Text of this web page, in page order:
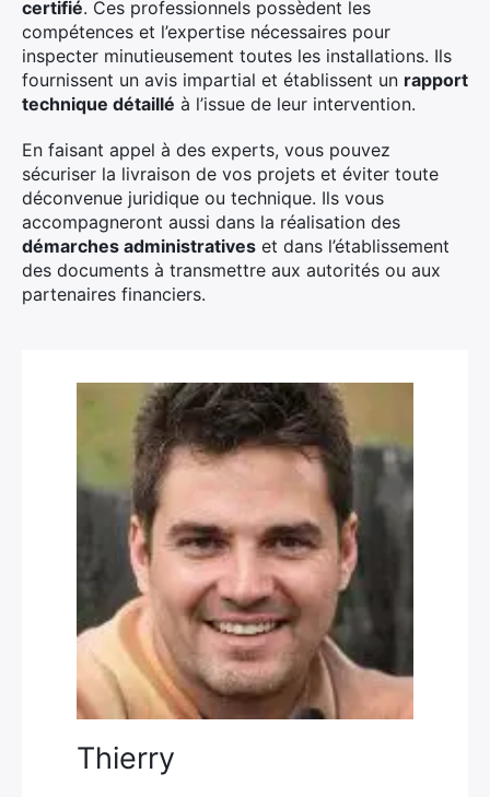
certifié. Ces professionnels possèdent les
compétences et l’expertise nécessaires pour
inspecter minutieusement toutes les installations. Ils
fournissent un avis impartial et établissent un rapport
technique détaillé à l’issue de leur intervention.
En faisant appel à des experts, vous pouvez
sécuriser la livraison de vos projets et éviter toute
déconvenue juridique ou technique. Ils vous
accompagneront aussi dans la réalisation des
démarches administratives et dans l’établissement
des documents à transmettre aux autorités ou aux
partenaires financiers.
Thierry